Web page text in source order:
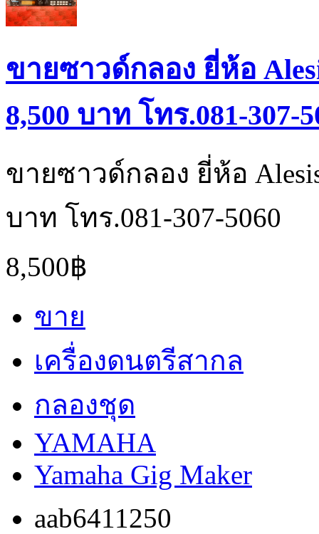
ขายซาวด์กลอง ยี่ห้อ
8,500 บาท โทร.081-307-
ขายซาวด์กลอง ยี่ห้อ
บาท โทร.081-307-5060
8,500฿
ขาย
เครื่องดนตรีสากล
กลองชุด
YAMAHA
Yamaha Gig Maker
aab6411250